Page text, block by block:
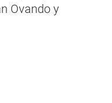
Ovando y